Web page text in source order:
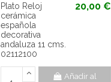
Plato Reloj
cerámica
española
decorativa
andaluza 11 cms.
02112100
20,00 €
Añadir al